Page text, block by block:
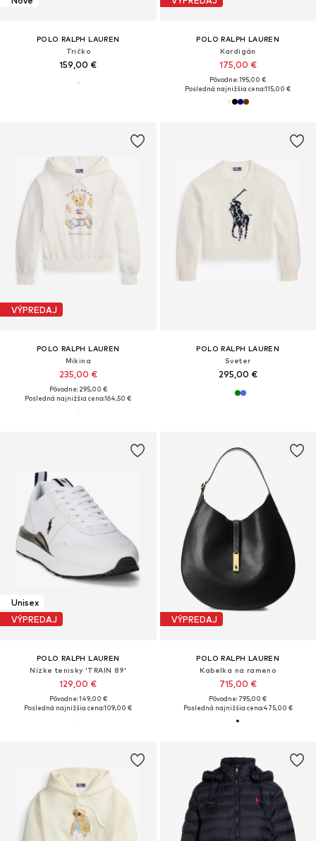
POLO RALPH LAUREN
Tričko
159,00 €
POLO RALPH LAUREN
Kardigán
175,00 €
Pôvodne: 195,00 €
Posledná najnižšia cena:115,00 €
VÝPREDAJ
POLO RALPH LAUREN
Mikina
235,00 €
Pôvodne: 295,00 €
Posledná najnižšia cena:164,50 €
POLO RALPH LAUREN
Sveter
295,00 €
Unisex
VÝPREDAJ
POLO RALPH LAUREN
Nízke tenisky 'TRAIN 89'
129,00 €
Pôvodne: 149,00 €
Posledná najnižšia cena:109,00 €
VÝPREDAJ
POLO RALPH LAUREN
Kabelka na rameno
715,00 €
Pôvodne: 795,00 €
Posledná najnižšia cena:475,00 €